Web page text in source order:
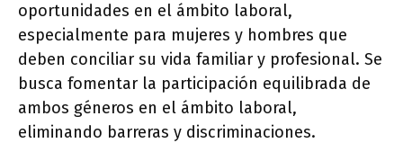
oportunidades en el ámbito laboral,
especialmente para mujeres y hombres que
deben conciliar su vida familiar y profesional. Se
busca fomentar la participación equilibrada de
ambos géneros en el ámbito laboral,
eliminando barreras y discriminaciones.